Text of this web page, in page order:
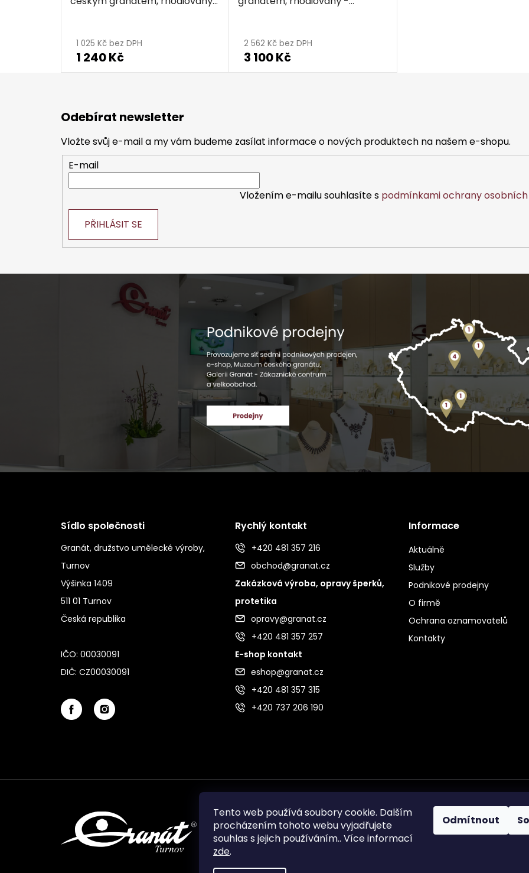
Tento web používá soubory cookie. Dalším
procházením tohoto webu vyjadřujete
souhlas s jejich používáním.. Více informací
zde.
Odmítnout
1 025 Kč bez DPH
1 240 Kč
2 562 Kč bez DPH
3 100 Kč
Odebírat newsletter
Vložte svůj e-mail a my vám budeme zasílat informace o nových produktech na našem e-shopu.
E-mail
Vložením e-mailu souhlasíte s podmínkami ochrany osobních
PŘIHLÁSIT SE
Sídlo společnosti
Granát, družstvo umělecké výroby,
Turnov
Výšinka 1409
511 01 Turnov
Česká republika
IČO: 00030091
DIČ: CZ00030091
Rychlý kontakt
+420 481 357 216
obchod@granat.cz
Zakázková výroba, opravy šperků,
protetika
opravy@granat.cz
+420 481 357 257
E-shop kontakt
eshop@granat.cz
+420 481 357 315
+420 737 206 190
Informace
Aktuálně
Služby
Podnikové prodejny
O firmě
Ochrana oznamovatelů
Kontakty